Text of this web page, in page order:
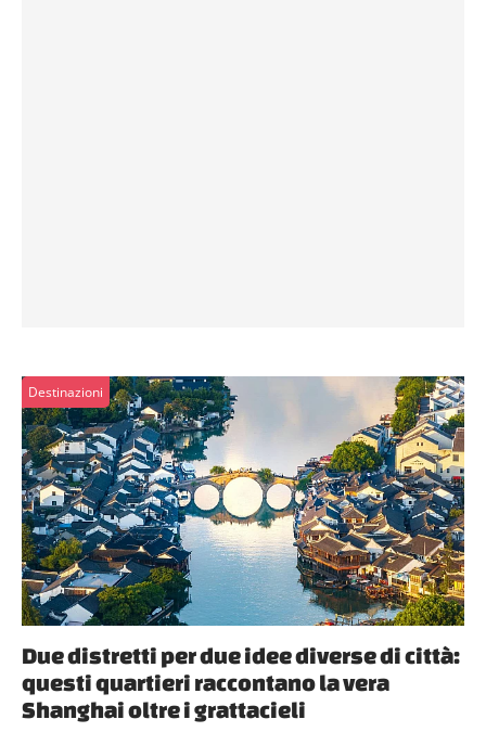
Destinazioni
Due distretti per due idee diverse di città:
questi quartieri raccontano la vera
Shanghai oltre i grattacieli